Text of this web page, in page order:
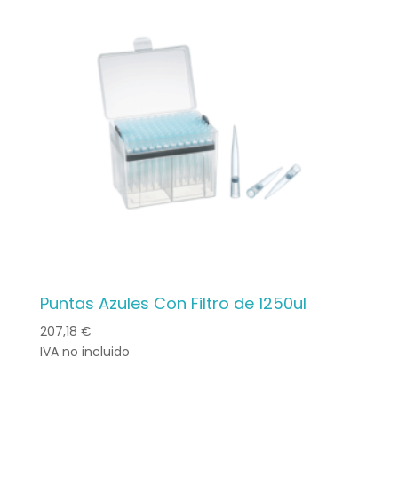
Puntas Azules Con Filtro de 1250ul
207,18 €
IVA no incluido